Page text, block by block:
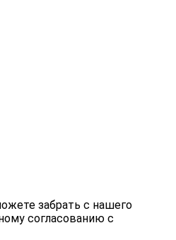
забрать с нашего
согласованию с